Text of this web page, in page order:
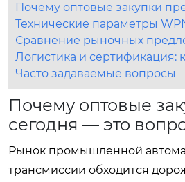
Почему оптовые закупки
Технические параметры
Сравнение рыночных
Логистика и сертификация:
Часто задаваемые вопросы
Почему оптовые
сегодня — это
Рынок промышленной
трансмиссии обходится